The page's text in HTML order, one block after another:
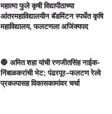
महात्मा फुले कृषी विद्यापीठाच्या
आंतरमहाविद्यालयीन बॅडमिंटन स्पर्धेत कृषि
महाविद्यालय, फलटणला अजिंक्यपद
🛑 अमित शहा यांची रणजीतसिंह नाईक-
निंबाळकरांची भेट; पंढरपूर–फलटण रेल्वे
प्रकल्पासह विकासकामांवर चर्चा